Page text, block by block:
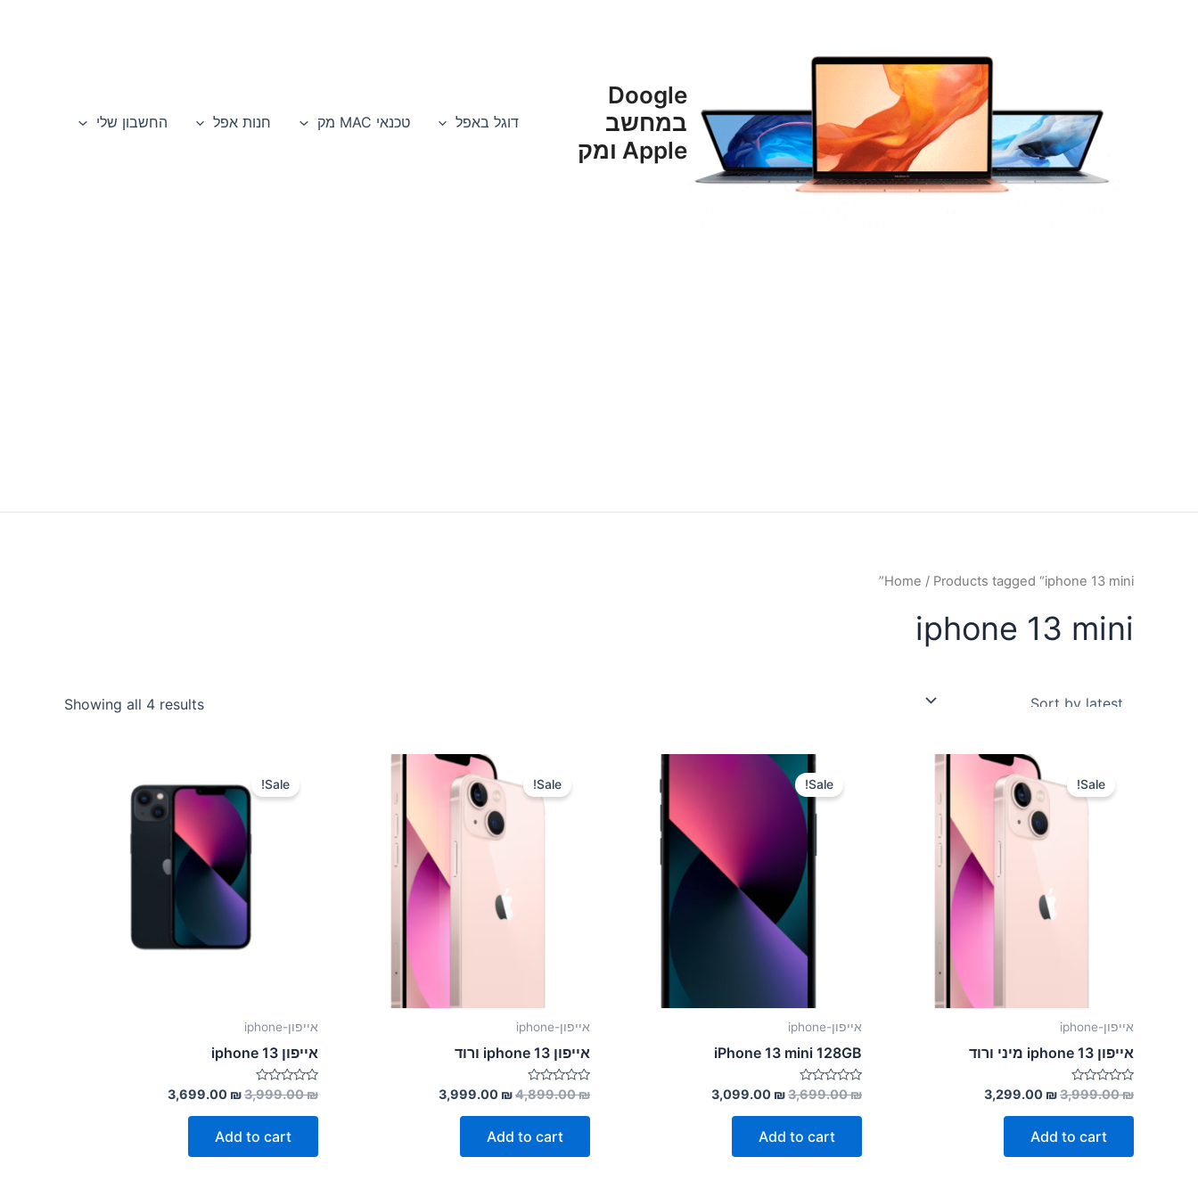
Doogle
במחשב
Apple ומק
דוגל באפל טכנאי MAC מק חנות אפל החשבון שלי
Home / Products tagged “iphone 13 mini”
iphone 13 mini
Showing all 4 results
Sale!
אייפון-iphone
אייפון 13 iphone מיני ורוד
Rated
out
3,999.00₪
3,299.00 ₪
Add to cart
Sale!
אייפון-iphone
iPhone 13 mini 128GB
Rated
out
3,699.00₪
3,099.00 ₪
Add to cart
Sale!
אייפון-iphone
אייפון 13 iphone ורוד
Rated
out
4,899.00₪
3,999.00 ₪
Add to cart
Sale!
אייפון-iphone
אייפון 13 iphone
Rated
out
3,999.00₪
3,699.00 ₪
Add to cart